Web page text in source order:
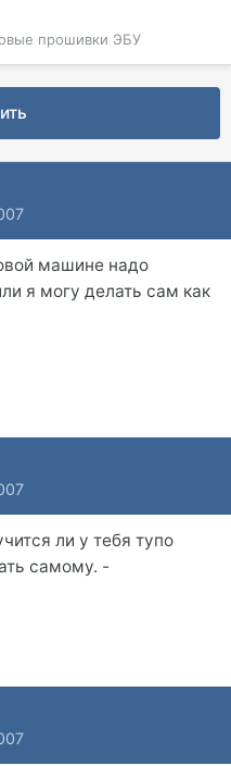
прошивки ЭБУ
машине надо
я могу делать сам как
ли у тебя тупо
самому. -